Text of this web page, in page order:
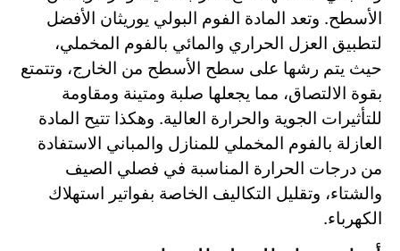
الأسطح. وتعد المادة الفوم البولي يوريثان الأفضل
لتطبيق العزل الحراري والمائي بالفوم المخملي،
حيث يتم رشها على سطح الأسطح من الخارج، وتتمتع
بقوة الالتصاق، مما يجعلها صلبة ومتينة ومقاومة
للتأثيرات الجوية والحرارة العالية. وهكذا تتيح المادة
العازلة بالفوم المخملي للمنازل والمباني الاستفادة
من درجات الحرارة المناسبة في فصلي الصيف
والشتاء، وتقليل التكاليف الخاصة بفواتير استهلاك
الكهرباء.